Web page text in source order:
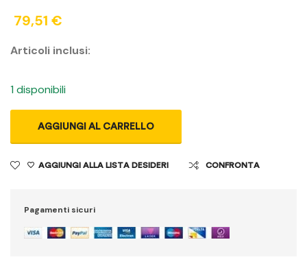
79,51 €
Articoli inclusi:
1 disponibili
AGGIUNGI AL CARRELLO
AGGIUNGI ALLA LISTA DESIDERI CONFRONTA
Pagamenti sicuri